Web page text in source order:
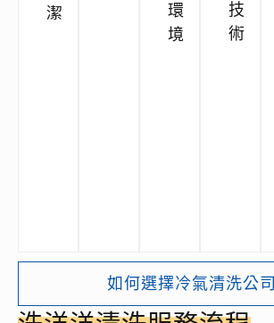
潔
環
境
技
術
如何選擇冷氣清洗公司